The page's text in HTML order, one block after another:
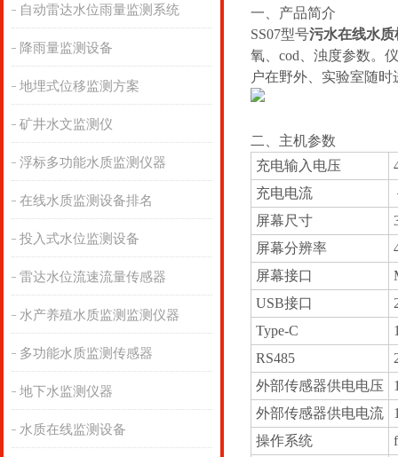
自动雷达水位雨量监测系统
降雨量监测设备
地埋式位移监测方案
矿井水文监测仪
浮标多功能水质监测仪器
在线水质监测设备排名
投入式水位监测设备
雷达水位流速流量传感器
水产养殖水质监测监测仪器
多功能水质监测传感器
地下水监测仪器
水质在线监测设备
一、产品简介
SS07型号污水在线水质
氧、cod、浊度参数。
户在野外、实验室随
二、主机参数
充电输入电压
充电电流
屏幕尺寸
屏幕分辨率
屏幕接口
USB接口
Type-C
RS485
外部传感器供电电压
外部传感器供电电流
操作系统